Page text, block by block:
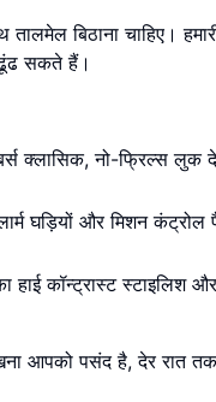
बिठाना चाहिए।
ढूंढ सकते हैं।
क्लासिक, नो-फ्रिल्स लुक
घड़ियों और मिशन कंट्रोल
हाई कॉन्ट्रास्ट स्टाइलिश
आपको पसंद है, देर रात तक